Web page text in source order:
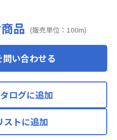
品 (販売単位：100m)
い合わせる
ログに追加
ストに追加